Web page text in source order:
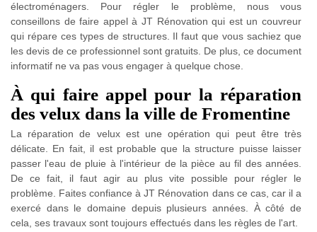
électroménagers. Pour régler le problème, nous vous
conseillons de faire appel à JT Rénovation qui est un couvreur
qui répare ces types de structures. Il faut que vous sachiez que
les devis de ce professionnel sont gratuits. De plus, ce document
informatif ne va pas vous engager à quelque chose.
À qui faire appel pour la réparation
des velux dans la ville de Fromentine
La réparation de velux est une opération qui peut être très
délicate. En fait, il est probable que la structure puisse laisser
passer l'eau de pluie à l'intérieur de la pièce au fil des années.
De ce fait, il faut agir au plus vite possible pour régler le
problème. Faites confiance à JT Rénovation dans ce cas, car il a
exercé dans le domaine depuis plusieurs années. À côté de
cela, ses travaux sont toujours effectués dans les règles de l'art.